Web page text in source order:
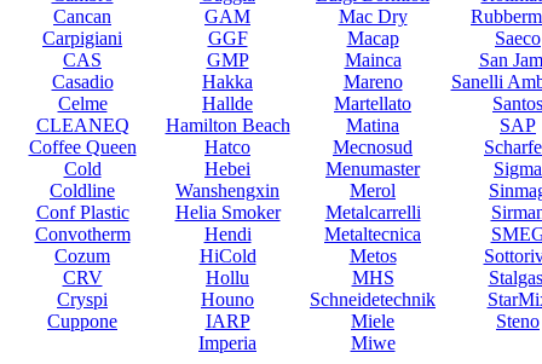
Cancan
Carpigiani
CAS
Casadio
Celme
CLEANEQ
Coffee Queen
Cold
Coldline
Conf Plastic
Convotherm
Cozum
CRV
Cryspi
Cuppone
GAM
GGF
GMP
Hakka
Hallde
Hamilton Beach
Hatco
Hebei
Wanshengxin
Helia Smoker
Hendi
HiCold
Hollu
Houno
IARP
Imperia
Mac Dry
Macap
Mainca
Mareno
Martellato
Matina
Mecnosud
Menumaster
Merol
Metalcarrelli
Metaltecnica
Metos
MHS
Schneidetechnik
Miele
Miwe
Saeco
San
Sanelli
Santos
SAP
Sigma
Steno